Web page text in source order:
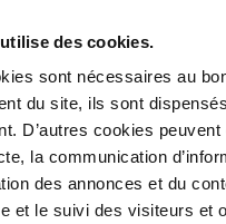
des cookies.
sont nécessaires au
du site, ils sont
D’autres cookies
la communication
des annonces et du
et le suivi des visiteurs et
ÉLECTRONIQUE :
LES